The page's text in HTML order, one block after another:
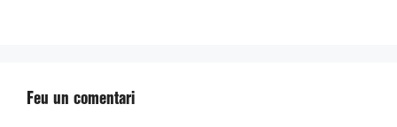
Feu un comentari